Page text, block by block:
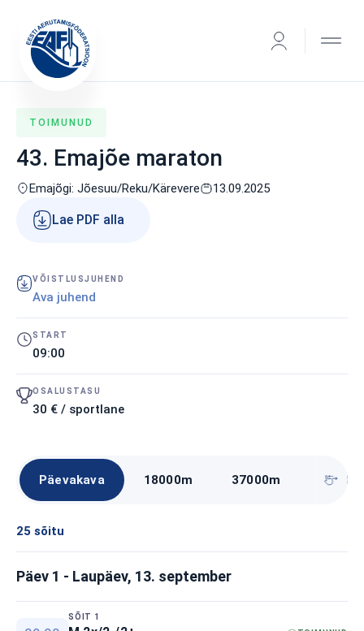
TOIMUNUD
43. Emajõe maraton
Emajõgi: Jõesuu/Reku/Kärevere 13.09.2025
Lae PDF alla
VÕISTLUSJUHEND
Ava juhend
START
09:00
OSALUSTASU
30 € / sportlane
Päevakava 18000m 37000m
25 sõitu
Päev 1 - Laupäev, 13. september
SÕIT 1